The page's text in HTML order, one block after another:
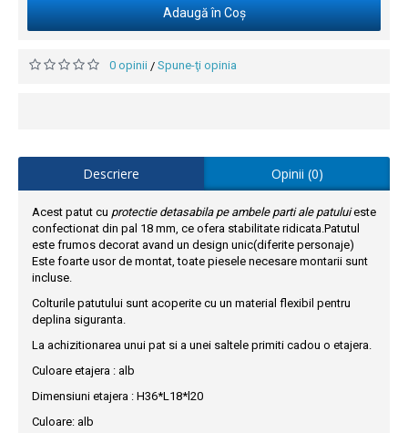
Adaugă în Coş
0 opinii / Spune-ţi opinia
Descriere Opinii (0)
Acest patut cu protectie detasabila pe ambele parti ale patuluieste
confectionat din pal 18 mm, ce ofera stabilitate ridicata.Patutul
este frumos decorat avand un design unic(diferite personaje)
Este foarte usor de montat, toate piesele necesare montarii sunt
incluse.
Colturile patutului sunt acoperite cu un material flexibil pentru
deplina siguranta.
La achizitionarea unui pat si a unei saltele primiti cadou o etajera.
Culoare etajera : alb
Dimensiuni etajera : H36*L18*l20
Culoare: alb